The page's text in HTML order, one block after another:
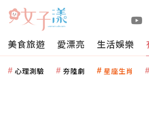
美食旅遊 愛漂亮 生活娛樂
心理測驗 夯陸劇 星座生肖